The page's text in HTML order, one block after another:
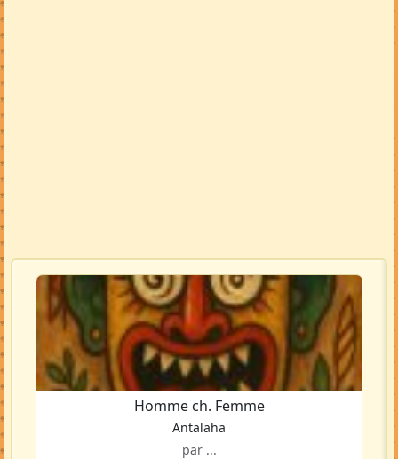
Homme ch. Femme
Antalaha
par ...